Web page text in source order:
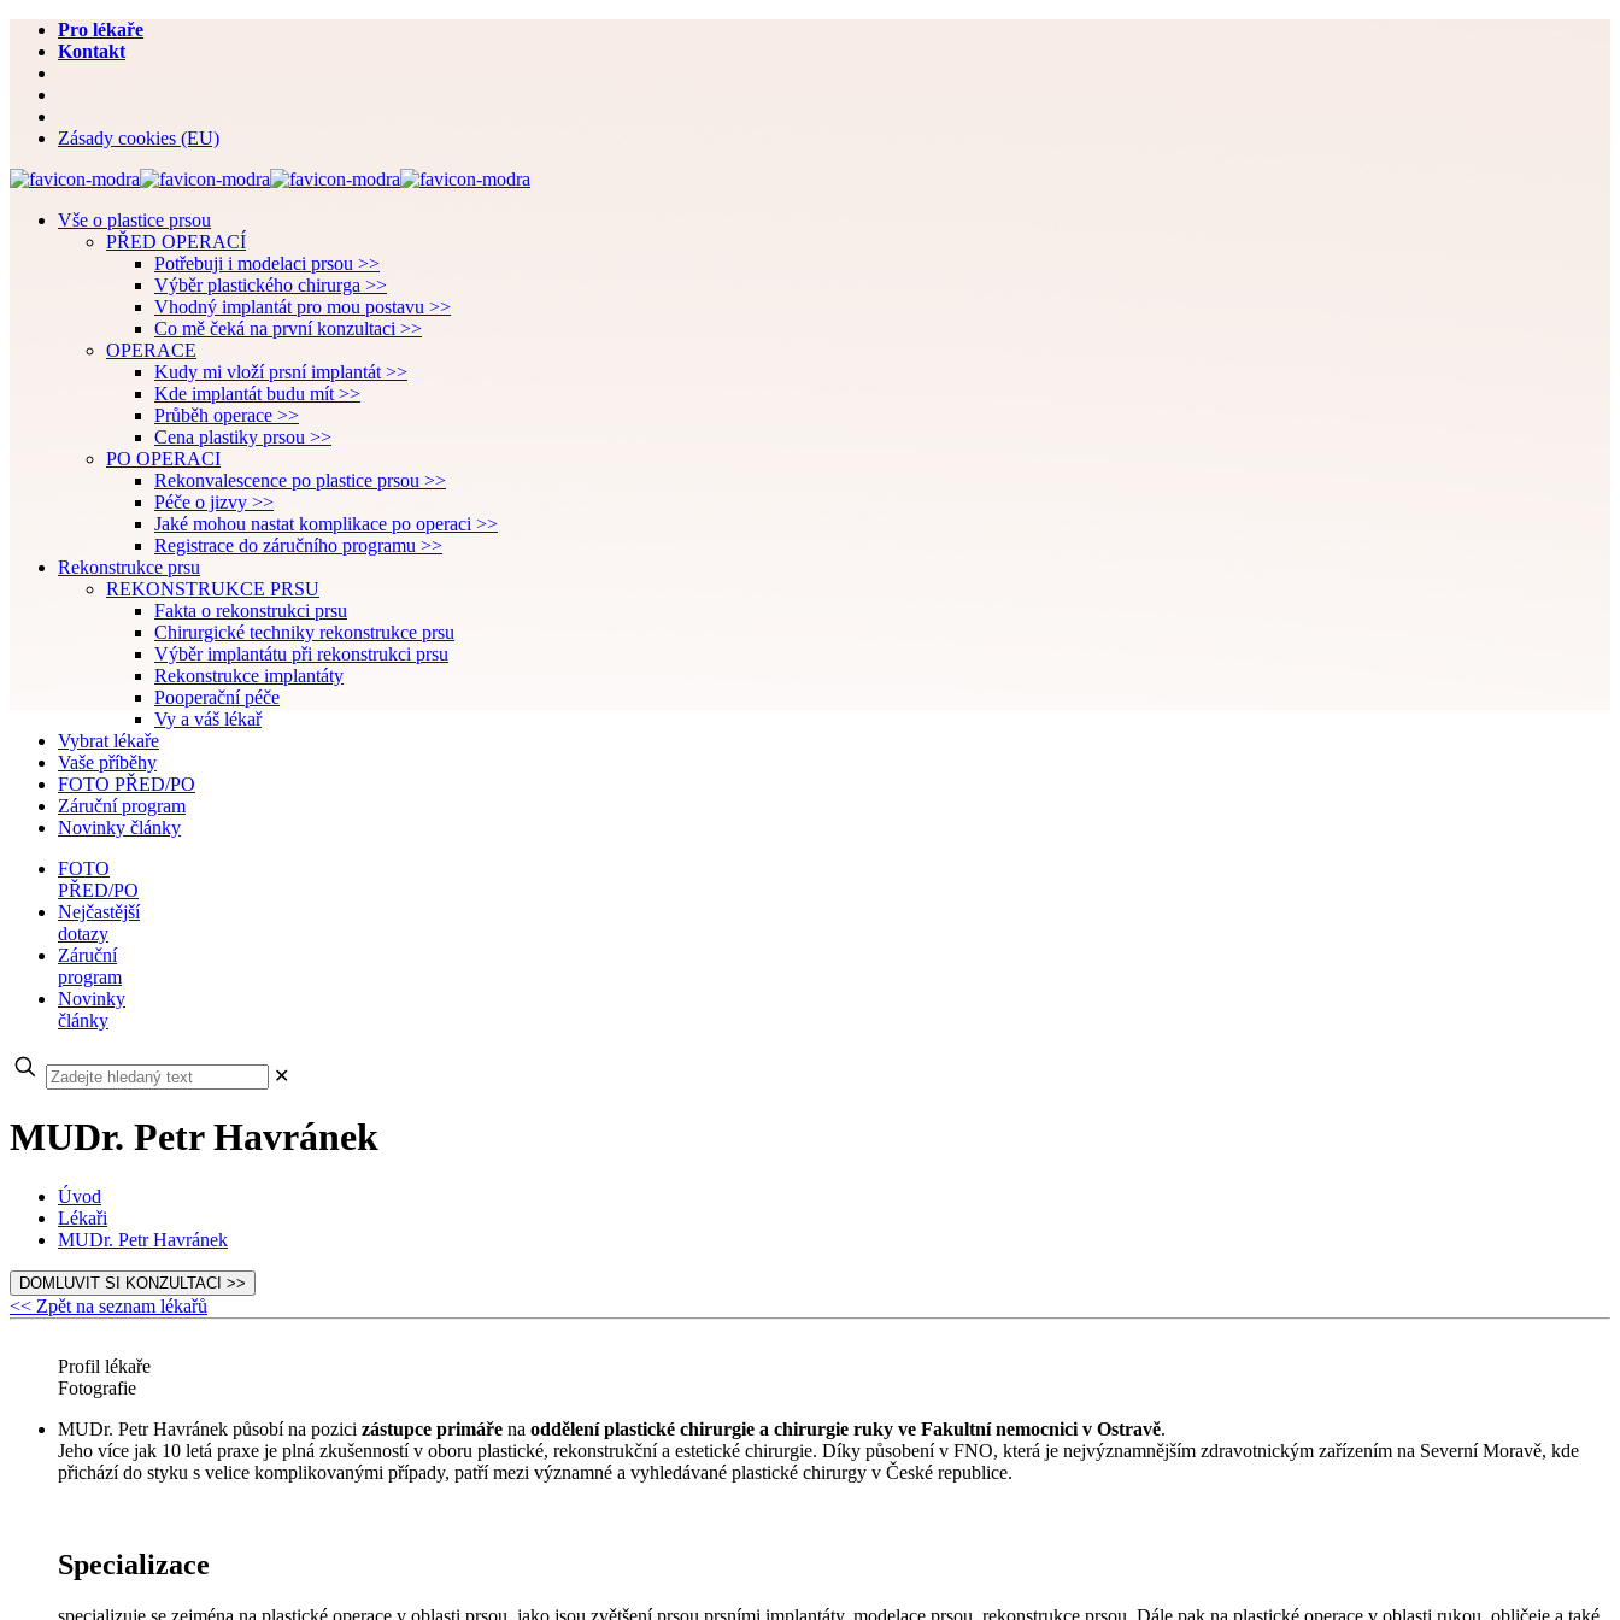
Pro lékaře
Kontakt
Zásady cookies (EU)
Vše o plastice prsou
PŘED OPERACÍ
Potřebuji i modelaci prsou >>
Výběr plastického chirurga >>
Vhodný implantát pro mou postavu >>
Co mě čeká na první konzultaci >>
OPERACE
Kudy mi vloží prsní implantát >>
Kde implantát budu mít >>
Průběh operace >>
Cena plastiky prsou >>
PO OPERACI
Rekonvalescence po plastice prsou >>
Péče o jizvy >>
Jaké mohou nastat komplikace po operaci >>
Registrace do záručního programu >>
Rekonstrukce prsu
REKONSTRUKCE PRSU
Fakta o rekonstrukci prsu
Chirurgické techniky rekonstrukce prsu
Výběr implantátu při rekonstrukci prsu
Rekonstrukce implantáty
Pooperační péče
Vy a váš lékař
Vybrat lékaře
Vaše příběhy
FOTO PŘED/PO
Záruční program
Novinky články
FOTO
PŘED/PO
Nejčastější
dotazy
Záruční
program
Novinky
články
✕
MUDr. Petr Havránek
Úvod
Lékaři
MUDr. Petr Havránek
DOMLUVIT SI KONZULTACI >>
<< Zpět na seznam lékařů
Profil lékaře
Fotografie
MUDr. Petr Havránek působí na pozici zástupce primáře na oddělení plastické chirurgie a chirurgie ruky ve Fakultní nemocnici v Ostravě.
Jeho více jak 10 letá praxe je plná zkušenností v oboru plastické, rekonstrukční a estetické chirurgie. Díky působení v FNO, která je nejvýznamnějším zdravotnickým zařízením na Severní Moravě, kde
přichází do styku s velice komplikovanými případy, patří mezi významné a vyhledávané plastické chirurgy v České republice.
Specializace
specializuje se zejména na plastické operace v oblasti prsou, jako jsou zvětšení prsou prsními implantáty, modelace prsou, rekonstrukce prsou. Dále pak na plastické operace v oblasti rukou, obličeje a také